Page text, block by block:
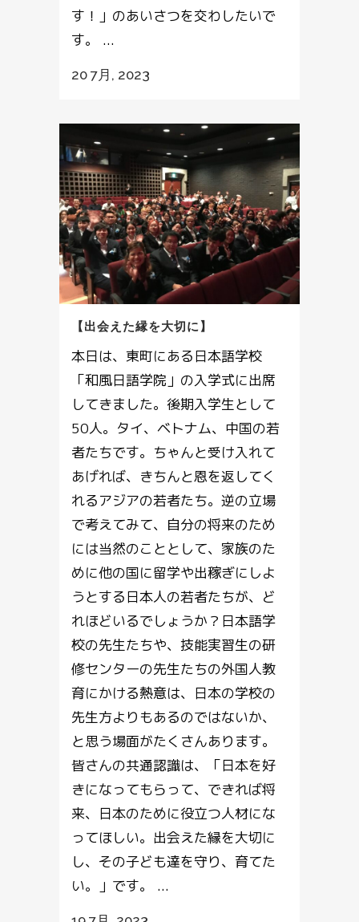
す！」のあいさつを交わしたいで
す。 ...
20 7月, 2023
【出会えた縁を大切に】
本日は、東町にある日本語学校
「和風日語学院」の入学式に出席
してきました。後期入学生として
50人。タイ、ベトナム、中国の若
者たちです。ちゃんと受け入れて
あげれば、きちんと恩を返してく
れるアジアの若者たち。逆の立場
で考えてみて、自分の将来のため
には当然のこととして、家族のた
めに他の国に留学や出稼ぎにしよ
うとする日本人の若者たちが、ど
れほどいるでしょうか？日本語学
校の先生たちや、技能実習生の研
修センターの先生たちの外国人教
育にかける熱意は、日本の学校の
先生方よりもあるのではないか、
と思う場面がたくさんあります。
皆さんの共通認識は、「日本を好
きになってもらって、できれば将
来、日本のために役立つ人材にな
ってほしい。出会えた縁を大切に
し、その子ども達を守り、育てた
い。」です。 ...